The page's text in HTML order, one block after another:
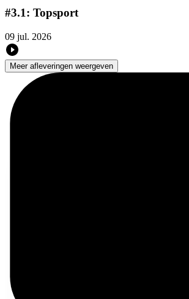
#3.1: Topsport
09 jul. 2026
Meer afleveringen weergeven